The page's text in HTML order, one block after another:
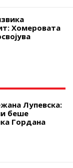
Хомеровата
Лупевска:
беше
Гордана